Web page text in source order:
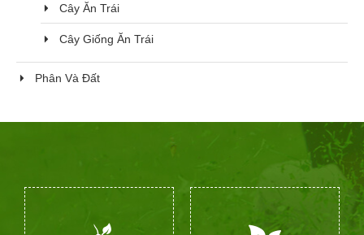
Cây Ăn Trái
Cây Giống Ăn Trái
Phân Và Đất